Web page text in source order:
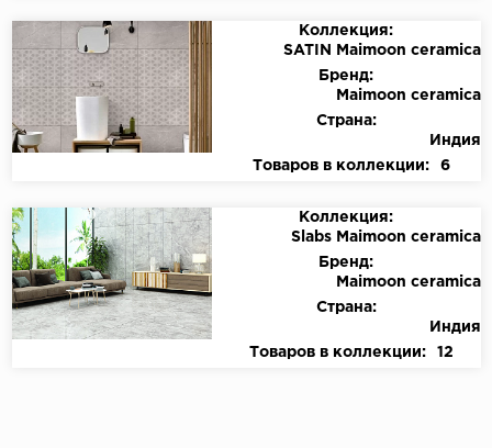
Коллекция:
SATIN Maimoon ceramica
Бренд:
Maimoon ceramica
Страна:
Индия
Товаров в коллекции:
6
Коллекция:
Slabs Maimoon ceramica
Бренд:
Maimoon ceramica
Страна:
Индия
Товаров в коллекции:
12